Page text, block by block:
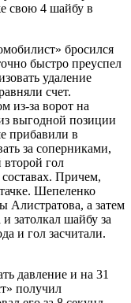
свою 4 шайбу в
бросился
быстро преуспел
удаление
счет.
из-за ворот на
выгодной позиции
прибавили в
за соперниками,
второй гол
Причем,
Шепеленко
Алистратова, а затем
затолкал шайбу за
и гол засчитали.
давление и на 31
получил